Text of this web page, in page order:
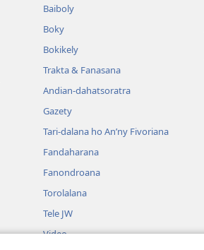
Baiboly
Boky
Bokikely
Trakta & Fanasana
Andian-dahatsoratra
Gazety
Tari-dalana ho An’ny Fivoriana
Fandaharana
Fanondroana
Torolalana
Tele JW
Video